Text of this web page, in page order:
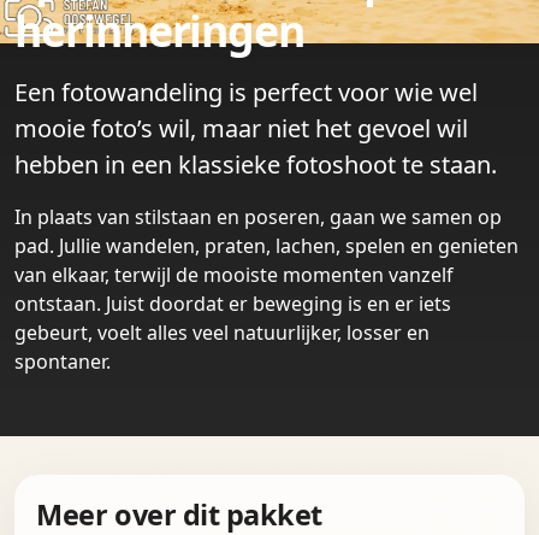
herinneringen
Een fotowandeling is perfect voor wie wel
mooie foto’s wil, maar niet het gevoel wil
hebben in een klassieke fotoshoot te staan.
In plaats van stilstaan en poseren, gaan we samen op
pad. Jullie wandelen, praten, lachen, spelen en genieten
van elkaar, terwijl de mooiste momenten vanzelf
ontstaan. Juist doordat er beweging is en er iets
gebeurt, voelt alles veel natuurlijker, losser en
spontaner.
Meer over dit pakket